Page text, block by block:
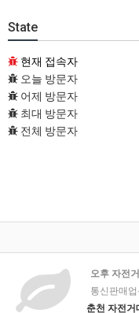
State
현재 접속자
오늘 방문자
어제 방문자
최대 방문자
전체 방문자
오후 자전
통신판매업
춘천 자전거